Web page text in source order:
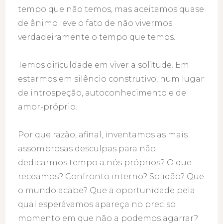
tempo que não temos, mas aceitamos quase
de ânimo leve o fato de não vivermos
verdadeiramente o tempo que temos.
Temos dificuldade em viver a solitude. Em
estarmos em silêncio construtivo, num lugar
de introspeção, autoconhecimento e de
amor-próprio.
Por que razão, afinal, inventamos as mais
assombrosas desculpas para não
dedicarmos tempo a nós próprios? O que
receamos? Confronto interno? Solidão? Que
o mundo acabe? Que a oportunidade pela
qual esperávamos apareça no preciso
momento em que não a podemos agarrar?